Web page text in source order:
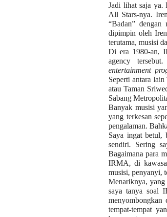
Jadi lihat saja ya.
All Stars-nya.
“Badan” dengan
dipimpin oleh
terutama, musisi
Di era 1980-an,
agency
entertainment
Seperti antara
atau Taman
Sabang
Banyak musisi
yang terkesan
pengalaman.
Saya ingat betul,
sendiri. Sering
Bagaimana para
IRMA, di
musisi, penyanyi,
Menariknya, yang
saya tanya soal
tempat-tempat